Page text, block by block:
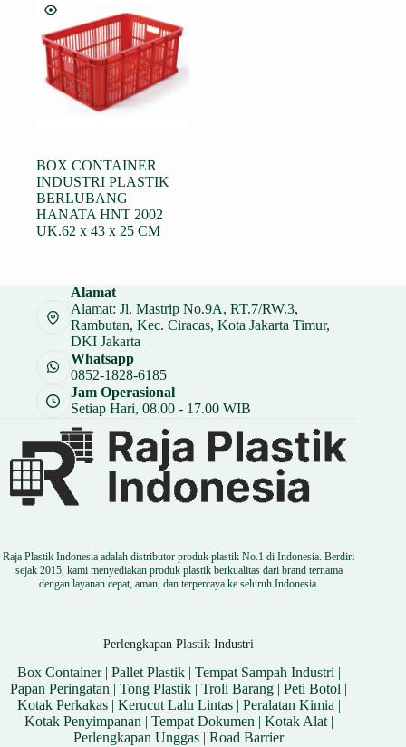
BOX CONTAINER
INDUSTRI PLASTIK
BERLUBANG
HANATA HNT 2002
UK.62 x 43 x 25 CM
Alamat
Alamat: Jl. Mastrip No.9A, RT.7/RW.3,
Rambutan, Kec. Ciracas, Kota Jakarta Timur,
DKI Jakarta
Whatsapp
0852-1828-6185
Jam Operasional
Setiap Hari, 08.00 - 17.00 WIB
Raja Plastik Indonesia adalah distributor produk plastik No.1 di Indonesia. Berdiri
sejak 2015, kami menyediakan produk plastik berkualitas dari brand ternama
dengan layanan cepat, aman, dan terpercaya ke seluruh Indonesia.
Perlengkapan Plastik Industri
Box Container| Pallet Plastik| Tempat Sampah Industri |
Papan Peringatan |Tong Plastik |Troli Barang |Peti Botol |
Kotak Perkakas| Kerucut Lalu Lintas| Peralatan Kimia |
Kotak Penyimpanan | Tempat Dokumen | Kotak Alat|
Perlengkapan Unggas |Road Barrier